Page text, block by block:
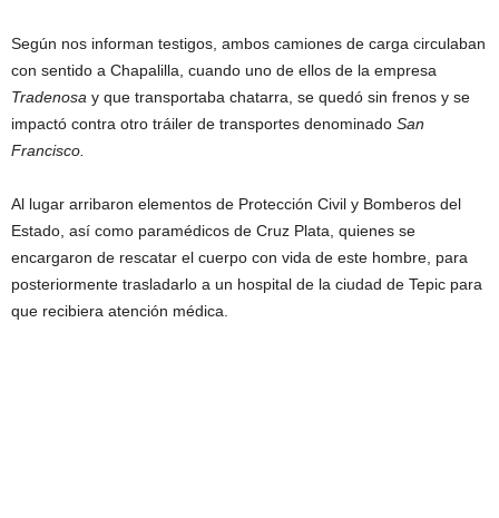
Según nos informan testigos, ambos camiones de carga circulaban
con sentido a Chapalilla, cuando uno de ellos de la empresa
Tradenosa y que transportaba chatarra, se quedó sin frenos y se
impactó contra otro tráiler de transportes denominado San
Francisco.
Al lugar arribaron elementos de Protección Civil y Bomberos del
Estado, así como paramédicos de Cruz Plata, quienes se
encargaron de rescatar el cuerpo con vida de este hombre, para
posteriormente trasladarlo a un hospital de la ciudad de Tepic para
que recibiera atención médica.